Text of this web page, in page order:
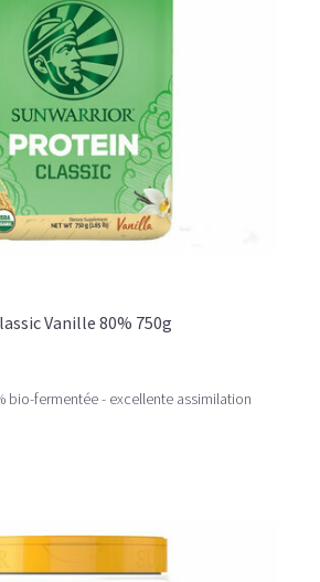
GLACÉ
Vanille 80% 750g
bio-fermentée - excellente assimilation